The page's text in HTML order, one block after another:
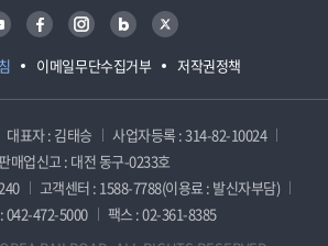
이메일무단수집거부 저작권정책
페이스북 인스타그램 블로그 트위터
대표자 : 김태승
사업자등록 : 314-82-10024
매업신고 : 대전 동구-0233호
고객센터 : 1588-7788(이용료 : 발신자부담)
042-472-5000
팩스 : 02-361-8385